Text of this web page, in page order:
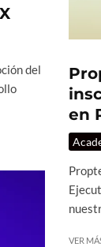
del
en
VER